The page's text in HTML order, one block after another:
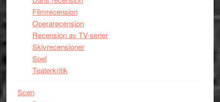
Filmrecension
Operarecension
Recension av TV-serier
Skivrecensioner
Spel
Teaterkritik
Scen